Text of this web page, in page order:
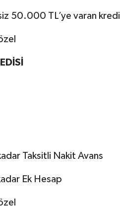
50.000 TL’ye varan kredi
Taksitli Nakit Avans
Ek Hesap